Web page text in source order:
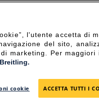
l'utente accetta di
del sito,
marketing. Per maggiori
cookie ACCETTA TUTTI I